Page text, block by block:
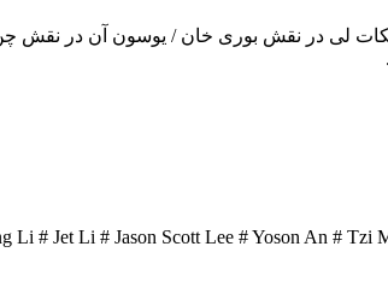
لی در نقش بوری خان / یوسون آن در
Li # Jet Li # Jason Scott Lee # Yoson An # Tzi